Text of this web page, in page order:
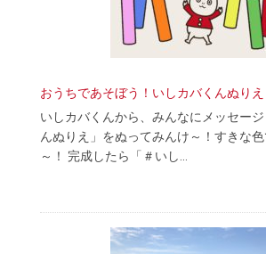
おうちであそぼう！いしカバくんぬりえ
いしカバくんから、みんなにメッセージ
んぬりえ」をぬってみんけ～！すきな
～！ 完成したら「＃いし…